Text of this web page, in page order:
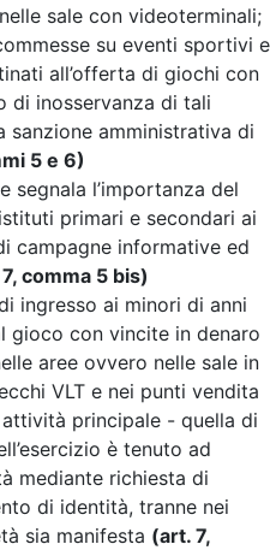
sale con videoterminali;
su eventi sportivi e
all’offerta di giochi con
di inosservanza di tali
sanzione amministrativa di
5 e 6)
segnala l’importanza del
primari e secondari ai
campagne informative ed
comma 5 bis)
ingresso ai minori di anni
gioco con vincite in denaro
aree ovvero nelle sale in
VLT e nei punti vendita
principale - quella di
è tenuto ad
mediante richiesta di
di identità, tranne nei
sia manifesta (art. 7,